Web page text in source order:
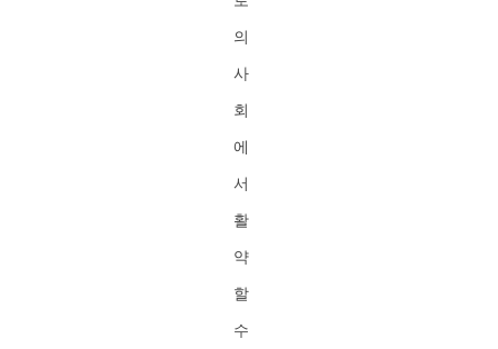
의
사
회
에
서
활
약
할
수